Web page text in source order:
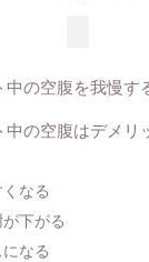
中の空腹を我慢す
中の空腹はデメリ
なる
下がる
なる